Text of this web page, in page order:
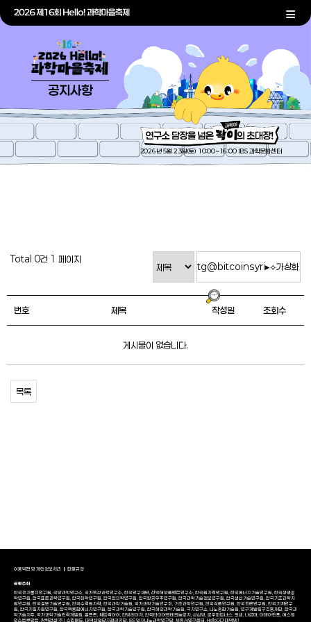
공지사항
2026년 5월 23일(토) 10:00~16:00 IBS 과학문화센터
Total 0건 1 페이지
번호 제목 작성일 조회수
게시물이 없습니다.
목록
이용약관 및 개인정보처리 환불규정
공동주최
한국전자통신연구원, 국방과학연구소, 국가독성과학연구소, 한국연구재단, 선박해양플랜트연구소, 한국원자력연구원, 한국에너지기술연구원, 한국생명공
학연구원, 한국표준과학연구원, 한국화학연구원, 한국한의학연구원, 한국항공우주연구원, 한국과학기술정보연구원, 한국생산기술연구원, 한국기초과학지
원연구원, 한국철도기술연구원, 한국수력원자력, 한국과학기술원, 국가과학기술연구회, 기초과학연구원, 한국식품연구원, 한국천문연구원, 한국기계연구
원, 한국지질자원연구원, 한국핵융합에너지연구원, 한국과학기술연구원, 한국해양과학기술원, 극지연구소, 나노종합기술원, 연구개발특구진흥재단, 한국과
학기술지주, 국가과학기술인력개발원, 골프존, 쎄트렉아이, 한빛레이저, 한국타이어앤테크놀로지, 성심당, 로우파트너스, 코셈, 나르마, 이데아인포, 에스엠
인스트루먼트, 광혁건설(주), 스킨메드, 대덕산업단지관리공단, IBS 양자나노과학연구단, 세종AI연구센터, HelloDD(대덕넷)